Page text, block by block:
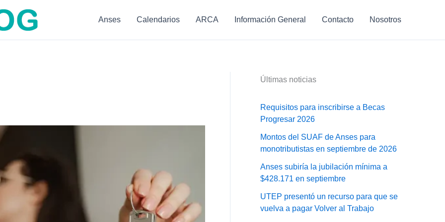
Anses Calendarios ARCA Información General Contacto Nosotros
Últimas noticias
Requisitos para inscribirse a Becas
Progresar 2026
Montos del SUAF de Anses para
monotributistas en septiembre de 2026
Anses subiría la jubilación mínima a
$428.171 en septiembre
UTEP presentó un recurso para que se
vuelva a pagar Volver al Trabajo